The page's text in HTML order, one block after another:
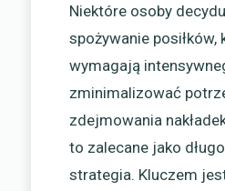
Niektóre osoby
spożywanie posiłków,
wymagają
zminimalizować
zdejmowania
to zalecane jako
strategia. Kluczem